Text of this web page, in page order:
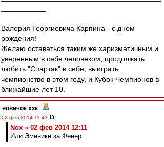
Валерия Георгиевича Карпина - с днем
рождения!
Желаю оставаться таким же харизматичным и
уверенным в себе человеком, продолжать
любить "Спартак" в себе, выиграть
чемпионство в этом году, и Кубок Чемпионов в
ближайшие лет 10.
новичок хзк -
02 фев 2014 11:43
Nox » 02 фев 2014 12:11
Или Эменике за Фенер